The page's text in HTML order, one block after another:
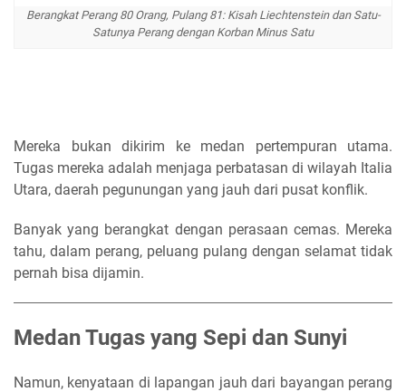
Berangkat Perang 80 Orang, Pulang 81: Kisah Liechtenstein dan Satu-
Satunya Perang dengan Korban Minus Satu
Mereka bukan dikirim ke medan pertempuran utama.
Tugas mereka adalah menjaga perbatasan di wilayah Italia
Utara, daerah pegunungan yang jauh dari pusat konflik.
Banyak yang berangkat dengan perasaan cemas. Mereka
tahu, dalam perang, peluang pulang dengan selamat tidak
pernah bisa dijamin.
Medan Tugas yang Sepi dan Sunyi
Namun, kenyataan di lapangan jauh dari bayangan perang